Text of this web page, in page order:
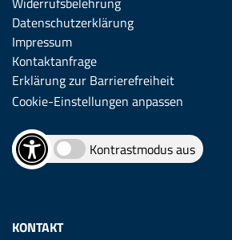
Datenschutzerklärung
Impressum
Kontaktanfrage
Erklärung zur Barrierefreiheit
Cookie-Einstellungen anpassen
Kontrastmodus aus
KONTAKT